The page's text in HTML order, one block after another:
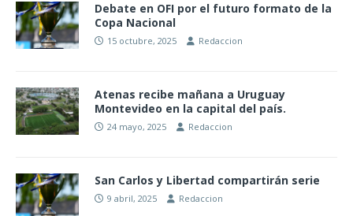
Debate en OFI por el futuro formato de la
Copa Nacional
15 octubre, 2025 Redaccion
Atenas recibe mañana a Uruguay
Montevideo en la capital del país.
24 mayo, 2025 Redaccion
San Carlos y Libertad compartirán serie
9 abril, 2025 Redaccion